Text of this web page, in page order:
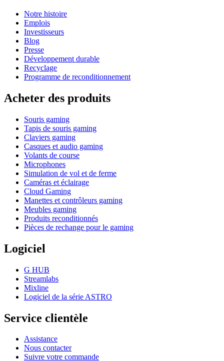
Notre histoire
Emplois
Investisseurs
Blog
Presse
Développement durable
Recyclage
Programme de reconditionnement
Acheter des produits
Souris gaming
Tapis de souris gaming
Claviers gaming
Casques et audio gaming
Volants de course
Microphones
Simulation de vol et de ferme
Caméras et éclairage
Cloud Gaming
Manettes et contrôleurs gaming
Meubles gaming
Produits reconditionnés
Pièces de rechange pour le gaming
Logiciel
G HUB
Streamlabs
Mixline
Logiciel de la série ASTRO
Service clientèle
Assistance
Nous contacter
Suivre votre commande